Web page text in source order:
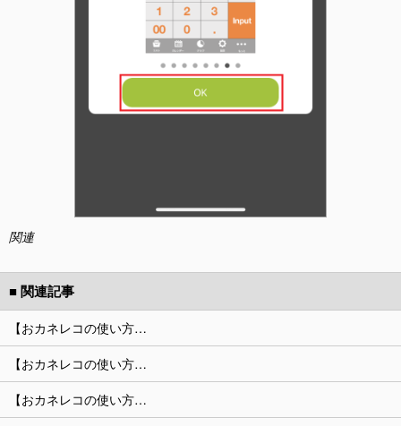
関連
■ 関連記事
【おカネレコの使い方…
【おカネレコの使い方…
【おカネレコの使い方…